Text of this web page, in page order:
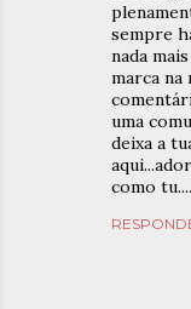
sempre
nada
marca
uma
deixa a
como